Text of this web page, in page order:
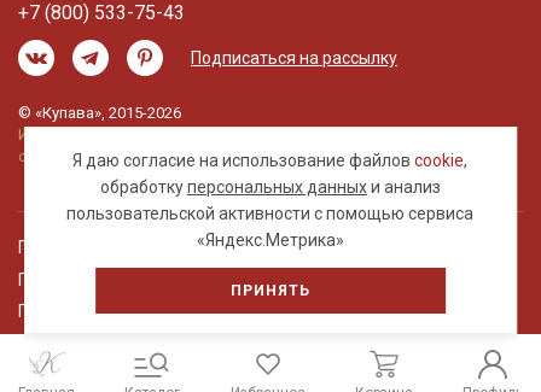
Я даю согласие на использование файловcookie,
обработкуперсональных данныхи анализ
пользовательской активности с помощью сервиса
«Яндекс.Метрика»
ПРИНЯТЬ
+7 (800) 533-75-43
Подписаться на рассылку
© «Купава», 2015-2026
Информация на сайте не является публичной
офертой.
Правовая информация
Политика обработки персональных данных
Пользовательское соглашение